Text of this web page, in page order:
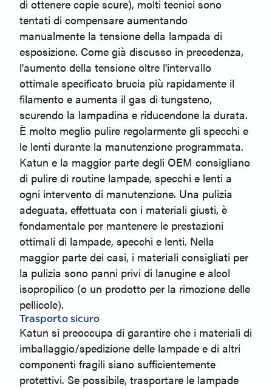
di ottenere copie scure), molti tecnici sono
tentati di compensare aumentando
manualmente la tensione della lampada di
esposizione. Come già discusso in precedenza,
l'aumento della tensione oltre l'intervallo
ottimale specificato brucia più rapidamente il
filamento e aumenta il gas di tungsteno,
scurendo la lampadina e riducendone la durata.
È molto meglio pulire regolarmente gli specchi e
le lenti durante la manutenzione programmata.
Katun e la maggior parte degli OEM consigliano
di pulire di routine lampade, specchi e lenti a
ogni intervento di manutenzione. Una pulizia
adeguata, effettuata con i materiali giusti, è
fondamentale per mantenere le prestazioni
ottimali di lampade, specchi e lenti. Nella
maggior parte dei casi, i materiali consigliati per
la pulizia sono panni privi di lanugine e alcol
isopropilico (o un prodotto per la rimozione delle
pellicole).
Trasporto sicuro
Katun si preoccupa di garantire che i materiali di
imballaggio/spedizione delle lampade e di altri
componenti fragili siano sufficientemente
protettivi. Se possibile, trasportare le lampade